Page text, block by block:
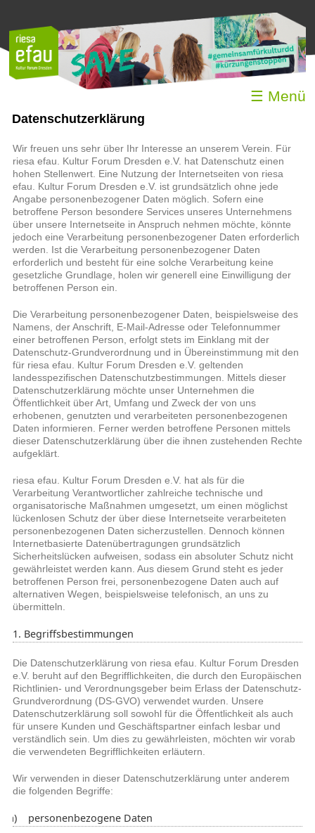
☰ Menü
Datenschutzerklärung
Wir freuen uns sehr über Ihr Interesse an unserem Verein. Für
riesa efau. Kultur Forum Dresden e.V. hat Datenschutz einen
hohen Stellenwert. Eine Nutzung der Internetseiten von riesa
efau. Kultur Forum Dresden e.V. ist grundsätzlich ohne jede
Angabe personenbezogener Daten möglich. Sofern eine
betroffene Person besondere Services unseres Unternehmens
über unsere Internetseite in Anspruch nehmen möchte, könnte
jedoch eine Verarbeitung personenbezogener Daten erforderlich
werden. Ist die Verarbeitung personenbezogener Daten
erforderlich und besteht für eine solche Verarbeitung keine
gesetzliche Grundlage, holen wir generell eine Einwilligung der
betroffenen Person ein.
Die Verarbeitung personenbezogener Daten, beispielsweise des
Namens, der Anschrift, E-Mail-Adresse oder Telefonnummer
einer betroffenen Person, erfolgt stets im Einklang mit der
Datenschutz-Grundverordnung und in Übereinstimmung mit den
für riesa efau. Kultur Forum Dresden e.V. geltenden
landesspezifischen Datenschutzbestimmungen. Mittels dieser
Datenschutzerklärung möchte unser Unternehmen die
Öffentlichkeit über Art, Umfang und Zweck der von uns
erhobenen, genutzten und verarbeiteten personenbezogenen
Daten informieren. Ferner werden betroffene Personen mittels
dieser Datenschutzerklärung über die ihnen zustehenden Rechte
aufgeklärt.
riesa efau. Kultur Forum Dresden e.V. hat als für die
Verarbeitung Verantwortlicher zahlreiche technische und
organisatorische Maßnahmen umgesetzt, um einen möglichst
lückenlosen Schutz der über diese Internetseite verarbeiteten
personenbezogenen Daten sicherzustellen. Dennoch können
Internetbasierte Datenübertragungen grundsätzlich
Sicherheitslücken aufweisen, sodass ein absoluter Schutz nicht
gewährleistet werden kann. Aus diesem Grund steht es jeder
betroffenen Person frei, personenbezogene Daten auch auf
alternativen Wegen, beispielsweise telefonisch, an uns zu
übermitteln.
1. Begriffsbestimmungen
Die Datenschutzerklärung von riesa efau. Kultur Forum Dresden
e.V. beruht auf den Begrifflichkeiten, die durch den Europäischen
Richtlinien- und Verordnungsgeber beim Erlass der Datenschutz-
Grundverordnung (DS-GVO) verwendet wurden. Unsere
Datenschutzerklärung soll sowohl für die Öffentlichkeit als auch
für unsere Kunden und Geschäftspartner einfach lesbar und
verständlich sein. Um dies zu gewährleisten, möchten wir vorab
die verwendeten Begrifflichkeiten erläutern.
Wir verwenden in dieser Datenschutzerklärung unter anderem
die folgenden Begriffe:
a) personenbezogene Daten